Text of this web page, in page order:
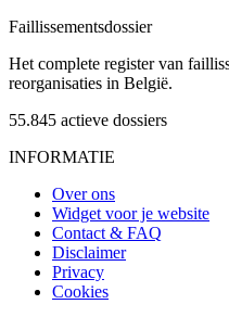
Faillissementsdossier
Het complete register van
reorganisaties in België.
55.845 actieve dossiers
INFORMATIE
Over ons
Widget voor je website
Contact & FAQ
Disclaimer
Privacy
Cookies